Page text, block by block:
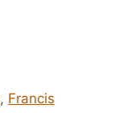
, Francis